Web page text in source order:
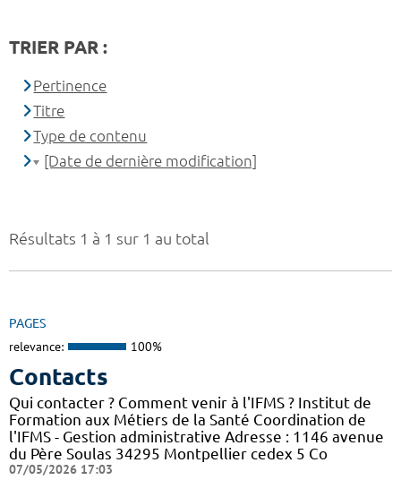
Résultats 1 à 1 sur 1 au total
PAGES
relevance: 100%
Contacts
Qui contacter ? Comment venir à l'IFMS ? Institut de
Formation aux Métiers de la Santé Coordination de
l'IFMS - Gestion administrative Adresse : 1146 avenue
du Père Soulas 34295 Montpellier cedex 5 Co
07/05/2026 17:03
TRIER PAR :
Pertinence
Titre
Type de contenu
[Date de dernière modification]